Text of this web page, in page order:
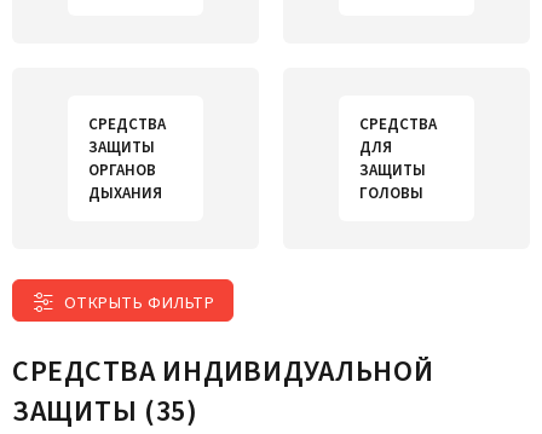
СРЕДСТВА
ЗАЩИТЫ
ОРГАНОВ
ДЫХАНИЯ
СРЕДСТВА
ДЛЯ
ЗАЩИТЫ
ГОЛОВЫ
ОТКРЫТЬ ФИЛЬТР
СРЕДСТВА ИНДИВИДУАЛЬНОЙ
ЗАЩИТЫ (35)